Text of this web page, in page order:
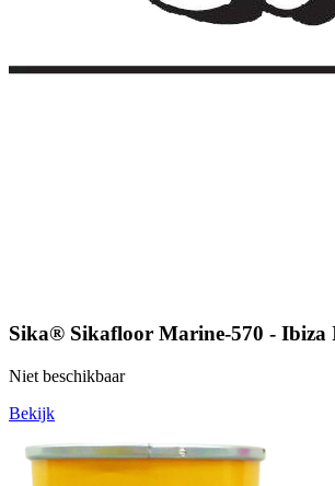
Sika® Sikafloor Marine-570 - Ibiza
Niet beschikbaar
Bekijk